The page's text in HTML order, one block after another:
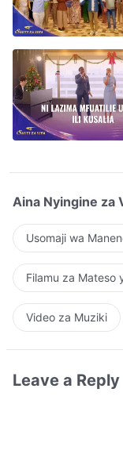
Aina Nyingine za
Usomaji wa
Filamu za Mateso
Video za Muziki
Leave a Reply